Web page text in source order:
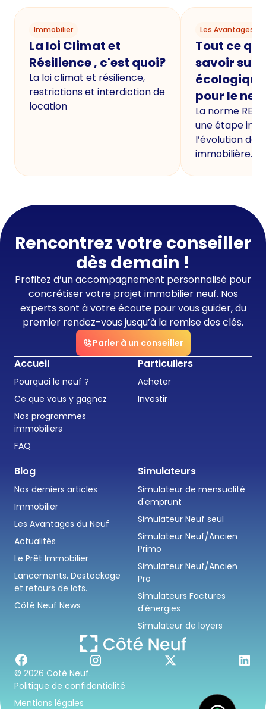
Immobilier
La loi Climat et
Résilience , c'est quoi?
La loi climat et résilience,
restrictions et interdiction de
location
Les Avantages
Tout ce
savoir sur
écologique
pour le
La norme
une étape
l’évolution de
immobilière.
Rencontrez votre conseiller
dès demain !
Profitez d’un accompagnement personnalisé pour
concrétiser votre projet immobilier neuf. Nos
experts sont à votre écoute pour vous guider, du
premier rendez-vous jusqu’à la remise des clés.
Parler à un conseiller
Accueil
Pourquoi le neuf ?
Ce que vous y gagnez
Nos programmes
immobiliers
FAQ
Particuliers
Acheter
Investir
Blog
Nos derniers articles
Immobilier
Les Avantages du Neuf
Actualités
Le Prêt Immobilier
Lancements, Destockage
et retours de lots.
Côté Neuf News
Simulateurs
Simulateur de mensualité
d'emprunt
Simulateur Neuf seul
Simulateur Neuf/Ancien
Primo
Simulateur Neuf/Ancien
Pro
Simulateurs Factures
d'énergies
Simulateur de loyers
© 2026 Coté Neuf.
Politique de confidentialité
Mentions légales